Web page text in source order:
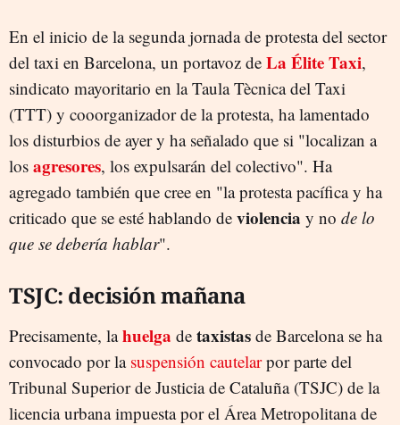
En el inicio de la segunda jornada de protesta del sector
del taxi en Barcelona, un portavoz de La Élite Taxi,
sindicato mayoritario en la Taula Tècnica del Taxi
(TTT) y cooorganizador de la protesta, ha lamentado
los disturbios de ayer y ha señalado que si "localizan a
los agresores, los expulsarán del colectivo". Ha
agregado también que cree en "la protesta pacífica y ha
criticado que se esté hablando de violencia y no de lo
que se debería hablar".
TSJC: decisión mañana
Precisamente, lahuelga de taxistas de Barcelona se ha
convocado por la suspensión cautelarpor parte del
Tribunal Superior de Justicia de Cataluña (TSJC) de la
licencia urbana impuesta por el Área Metropolitana de